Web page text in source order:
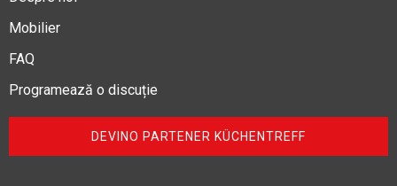
Mobilier
FAQ
Programează o discuție
DEVINO PARTENER KÜCHENTREFF